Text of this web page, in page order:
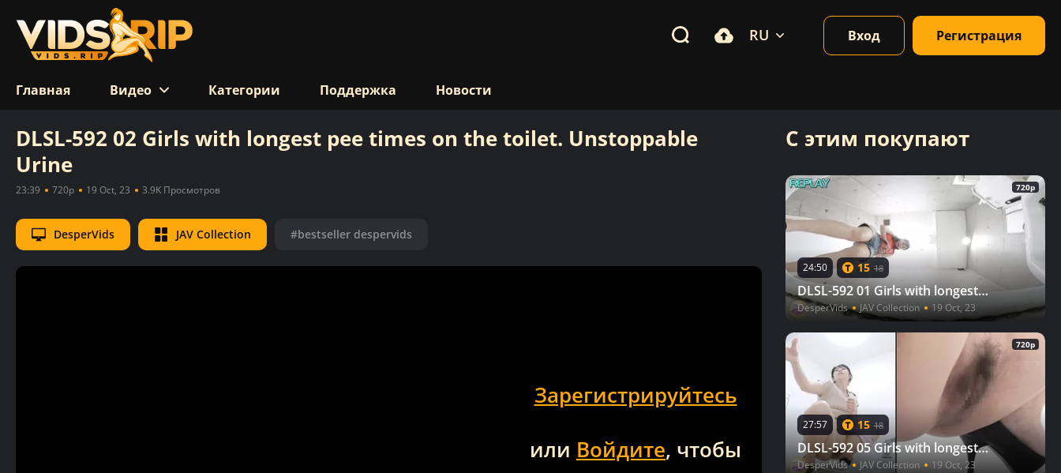
Главная Видео Категории Поддержка Новости
RU Вход Регистрация
DLSL-592 02 Girls with longest pee times on the toilet. Unstoppable
Urine
23:39 720p 19 Oct, 23 3.9K Просмотров
DesperVids JAV Collection #bestseller despervids
Зарегистрируйтесь
или Войдите, чтобы
С этим покупают
720p
24:50 15 18
DLSL-592 01 Girls with longest pee times on the toilet. Unstoppable Urine
DesperVids JAV Collection 19 Oct, 23
720p
27:57 15 18
DLSL-592 05 Girls with longest pee times on the toilet. Unstoppable Urine
DesperVids JAV Collection 19 Oct, 23